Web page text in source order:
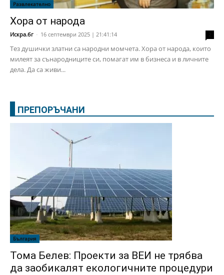
Развлекателно
Хора от народа
Искра.бг - 16 септември 2025 | 21:41:14
Тез душички златни са народни момчета. Хора от народа, които
милеят за сънародниците си, помагат им в бизнеса и в личните
дела. Да са живи...
ПРЕПОРЪЧАНИ
България
Тома Белев: Проекти за ВЕИ не трябва
да заобикалят екологичните процедури